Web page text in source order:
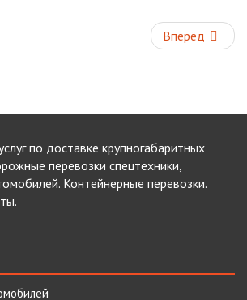
Вперёд
по доставке крупногабаритных
перевозки спецтехники,
Контейнерные перевозки.